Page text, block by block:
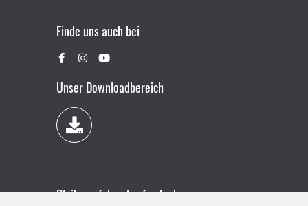
Finde uns auch bei
Unser Downloadbereich
Bleibe auf dem Laufenden!